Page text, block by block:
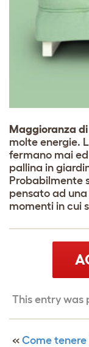
Maggioranza di
molte energie.
fermano mai
pallina in
Probabilmente
pensato ad
momenti in cui
This entry was
« Come